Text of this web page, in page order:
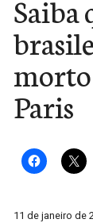
Saiba
morto
Paris
11 de janeiro de